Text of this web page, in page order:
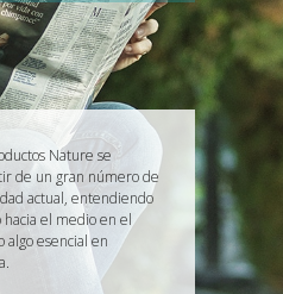
Nature se
de un gran número de
actual, entendiendo
el medio en el
algo esencial en